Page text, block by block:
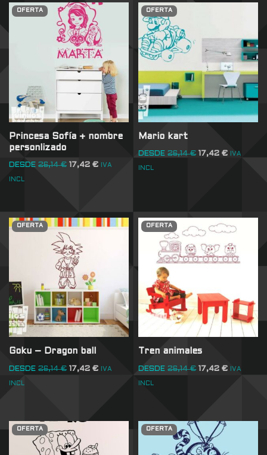
OFERTA
Princesa Sofía + nombre
personlizado
DESDE 26,14€ 17,42 € IVA
INCL
OFERTA
Mario kart
DESDE 26,14€ 17,42€ IVA
INCL
OFERTA
Goku – Dragon ball
DESDE 26,14€ 17,42 € IVA
INCL
OFERTA
Tren animales
DESDE 26,14€ 17,42€ IVA
INCL
OFERTA OFERTA